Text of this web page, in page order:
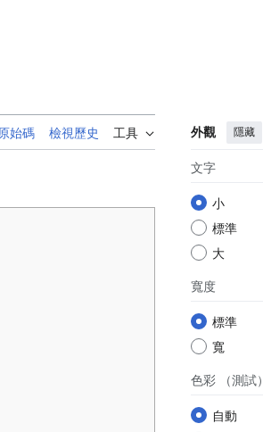
始碼 檢視歷史 工具 外觀 隱藏
文字
小
標準
大
寬度
標準
寬
色彩 （測試）
自動